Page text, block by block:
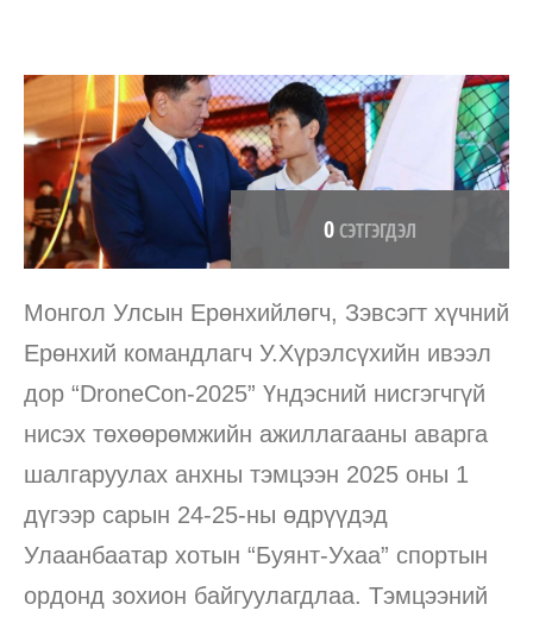
0СЭТГЭГДЭЛ
Монгол Улсын Ерөнхийлөгч, Зэвсэгт хүчний
Ерөнхий командлагч У.Хүрэлсүхийн ивээл
дор “DroneCon-2025” Үндэсний нисгэгчгүй
нисэх төхөөрөмжийн ажиллагааны аварга
шалгаруулах анхны тэмцээн 2025 оны 1
дүгээр сарын 24-25-ны өдрүүдэд
Улаанбаатар хотын “Буянт-Ухаа” спортын
ордонд зохион байгуулагдлаа. Тэмцээний